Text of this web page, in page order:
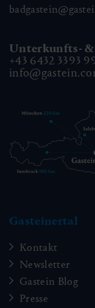
Unterkunfts-
+43 6432 3393
Gasteinertal
Kontakt
Newsletter
Gastein Blog
Presse